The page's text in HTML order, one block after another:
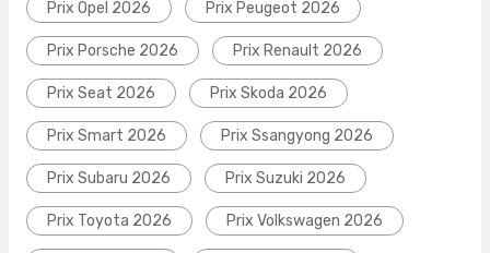
Prix Opel 2026 Prix Peugeot 2026
Prix Porsche 2026 Prix Renault 2026
Prix Seat 2026 Prix Skoda 2026
Prix Smart 2026 Prix Ssangyong 2026
Prix Subaru 2026 Prix Suzuki 2026
Prix Toyota 2026 Prix Volkswagen 2026